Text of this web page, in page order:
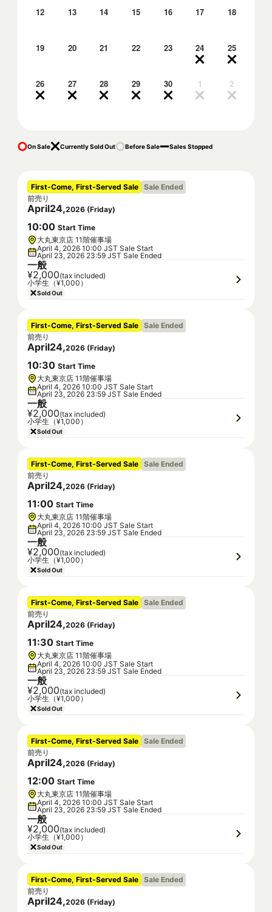
12 13 14 15 16 17 18
19 20 21 22 23 24 25
26 27 28 29 30 1 2
On Sale Currently Sold Out Before Sale Sales Stopped
First-Come, First-Served Sale Sale Ended
前売り
April24,2026 (Friday)
10:00 Start Time
大丸東京店 11階催事場
April 4, 2026 10:00 JST Sale Start
April 23, 2026 23:59 JST Sale Ended
一般
¥2,000(tax included)
小学生（¥1,000）
Sold Out
First-Come, First-Served Sale Sale Ended
前売り
April24,2026 (Friday)
10:30 Start Time
大丸東京店 11階催事場
April 4, 2026 10:00 JST Sale Start
April 23, 2026 23:59 JST Sale Ended
一般
¥2,000(tax included)
小学生（¥1,000）
Sold Out
First-Come, First-Served Sale Sale Ended
前売り
April24,2026 (Friday)
11:00 Start Time
大丸東京店 11階催事場
April 4, 2026 10:00 JST Sale Start
April 23, 2026 23:59 JST Sale Ended
一般
¥2,000(tax included)
小学生（¥1,000）
Sold Out
First-Come, First-Served Sale Sale Ended
前売り
April24,2026 (Friday)
11:30 Start Time
大丸東京店 11階催事場
April 4, 2026 10:00 JST Sale Start
April 23, 2026 23:59 JST Sale Ended
一般
¥2,000(tax included)
小学生（¥1,000）
Sold Out
First-Come, First-Served Sale Sale Ended
前売り
April24,2026 (Friday)
12:00 Start Time
大丸東京店 11階催事場
April 4, 2026 10:00 JST Sale Start
April 23, 2026 23:59 JST Sale Ended
一般
¥2,000(tax included)
小学生（¥1,000）
Sold Out
First-Come, First-Served Sale Sale Ended
前売り
April24,2026 (Friday)